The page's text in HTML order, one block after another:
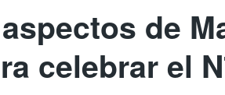
de
celebrar el